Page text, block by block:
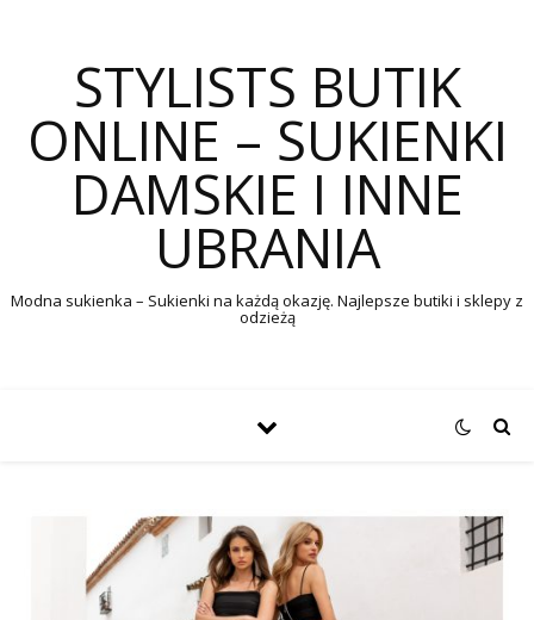
STYLISTS BUTIK
ONLINE – SUKIENKI
DAMSKIE I INNE
UBRANIA
Modna sukienka – Sukienki na każdą okazję. Najlepsze butiki i sklepy z
odzieżą